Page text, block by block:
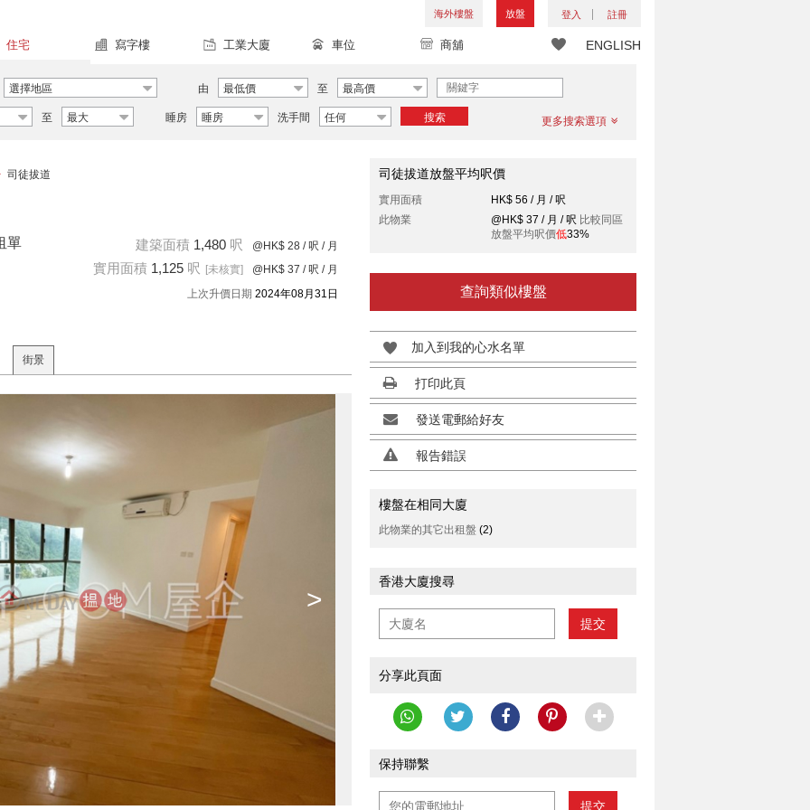
海外樓盤 放盤 登入 註冊
ENGLISH
住宅 寫字樓 工業大廈 車位 商舖
選擇地區 由 最低價 至 最高價
至 最大 睡房 睡房 洗手間 任何 搜索 更多搜索選項
司徒拔道
單 建築面積 1,480 呎 @HK$ 28 / 呎 / 月
實用面積 1,125 呎 [未核實] @HK$ 37 / 呎 / 月
上次升價日期 2024年08月31日
街景
>
司徒拔道放盤平均呎價
實用面積
HK$ 56 / 月 / 呎
此物業
@HK$ 37 / 月 / 呎 比較同區
放盤平均呎價低33%
查詢類似樓盤
加入到我的心水名單
打印此頁
發送電郵給好友
報告錯誤
樓盤在相同大廈
此物業的其它出租盤 (2)
香港大廈搜尋
提交
分享此頁面
保持聯繫
提交